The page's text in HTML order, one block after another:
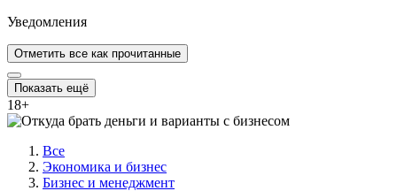
Уведомления
Отметить все как прочитанные
Показать ещё
18+
Все
Экономика и бизнес
Бизнес и менеджмент